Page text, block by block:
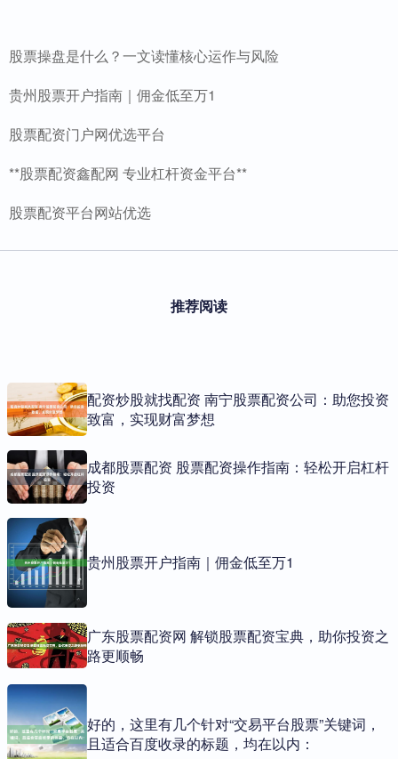
股票操盘是什么？一文读懂核心运作与风险
贵州股票开户指南｜佣金低至万1
股票配资门户网优选平台
**股票配资鑫配网 专业杠杆资金平台**
股票配资平台网站优选
推荐阅读
配资炒股就找配资 南宁股票配资公司：助您投资
致富，实现财富梦想
成都股票配资 股票配资操作指南：轻松开启杠杆
投资
贵州股票开户指南｜佣金低至万1
广东股票配资网 解锁股票配资宝典，助你投资之
路更顺畅
好的，这里有几个针对“交易平台股票”关键词，
且适合百度收录的标题，均在以内：